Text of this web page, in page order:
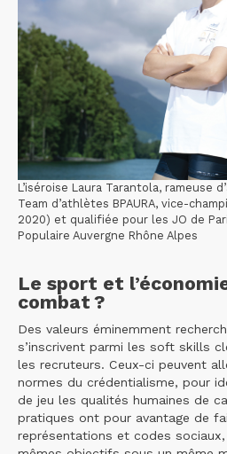
L’iséroise Laura Tarantola, rameuse
Team d’athlètes BPAURA, vice-
2020) et qualifiée pour les JO de
Populaire Auvergne Rhône Alpes
Le sport et
combat ?
Des valeurs éminemment
s’inscrivent parmi les soft skills
les recruteurs. Ceux-ci peuvent
normes du crédentialisme, pour
de jeu les qualités humaines de
pratiques ont pour avantage de
représentations et codes